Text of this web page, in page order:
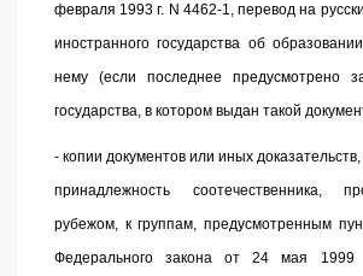
февраля 1993 г. N 4462-1, перевод на
иностранного государства об
нему (если последнее предусмотрено
государства, в котором выдан такой
- копии документов или иных
принадлежность соотечественника,
рубежом, к группам, предусмотренным
Федерального закона от 24 мая